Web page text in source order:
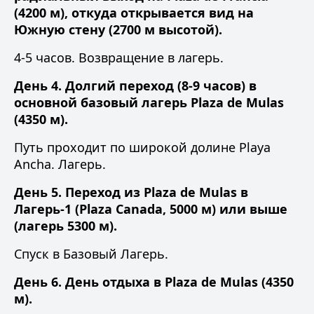
(4200 м), откуда открывается вид на
Южную стену (2700 м высотой).
4-5 часов. Возвращение в лагерь.
День 4. Долгий переход (8-9 часов) в
основной базовый лагерь Plaza de Mulas
(4350 м).
Путь проходит по широкой долине Playa
Ancha. Лагерь.
День 5. Переход из Plaza de Mulas в
Лагерь-1 (Plaza Canada, 5000 м) или выше
(лагерь 5300 м).
Спуск в Базовый Лагерь.
День 6. День отдыха в Plaza de Mulas (4350
м).